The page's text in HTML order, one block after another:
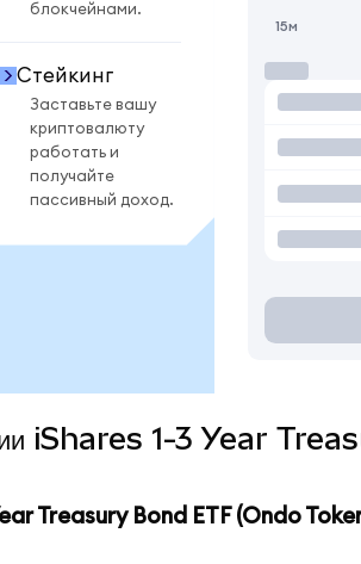
блокчейнами.
Стейкинг
Заставьте вашу
криптовалюту
работать и
получайте
пассивный доход.
15м
iShares 1-3 Year
Treasury Bond ETF (Ondo